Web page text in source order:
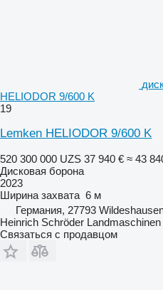
HELIODOR 9/600 K
19
Lemken HELIODOR 9/600 K
520 300 000 UZS 37 940 € ≈ 43
Дисковая борона
2023
Ширина захвата 6 м
Германия, 27793
Heinrich Schröder Landmaschinen
Связаться с продавцом